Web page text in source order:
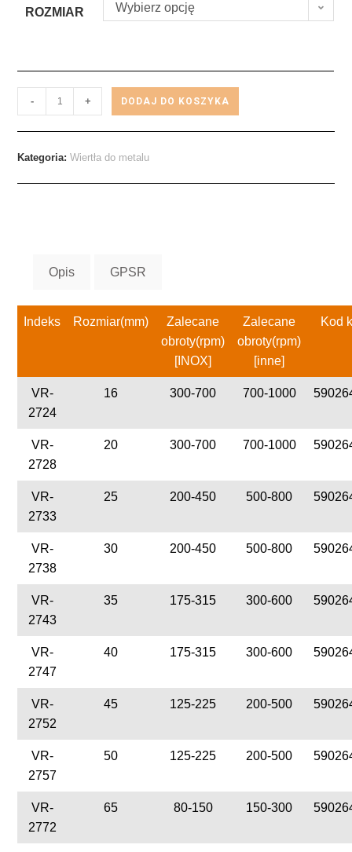
ROZMIAR Wybierz opcję
- + DODAJ DO KOSZYKA
Kategoria:Wiertła do metalu
Opis GPSR
Indeks Rozmiar(mm)
Zalecane
obroty(rpm)
[INOX]
Zalecane
obroty(rpm)
[inne]
Kod
VR-
2724
16 300-700 700-1000
VR-
2728
20 300-700 700-1000
VR-
2733
25 200-450 500-800
VR-
2738
30 200-450 500-800
VR-
2743
35 175-315 300-600
VR-
2747
40 175-315 300-600
VR-
2752
45 125-225 200-500
VR-
2757
50 125-225 200-500
VR-
2772
65 80-150 150-300